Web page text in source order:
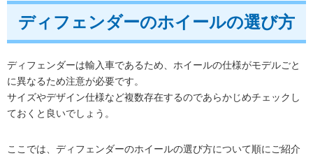
ディフェンダーのホイールの選び方
ディフェンダーは輸入車であるため、ホイールの仕様がモデルごと
に異なるため注意が必要です。
サイズやデザイン仕様など複数存在するのであらかじめチェックし
ておくと良いでしょう。
ここでは、ディフェンダーのホイールの選び方について順にご紹介